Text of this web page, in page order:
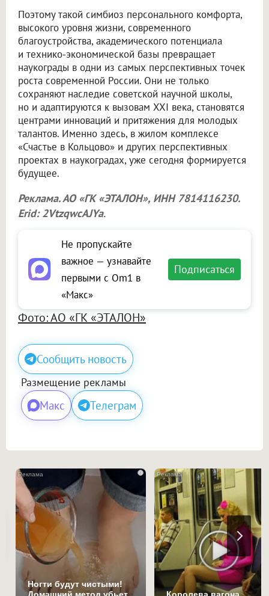
Поэтому такой симбиоз персонального комфорта,
высокого уровня жизни, современного
благоустройства, академического потенциала
и технико-экономической базы превращает
наукограды в одни из самых перспективных точек
роста современной России. Они не только
сохраняют наследие советской научной школы,
но и адаптируются к вызовам XXI века, становятся
центрами инноваций и притяжения для молодых
талантов. Именно здесь, в жилом комплексе
«Счастье в Кольцово» и других перспективных
проектах в наукоградах, уже сегодня формируется
будущее.
Реклама. АО «ГК «ЭТАЛОН», ИНН 7814116230.
Erid: 2VtzqwcAJYa.
Не пропускайте
важное — узнавайте
первыми с Om1 в
«Макс»
Подписаться
Фото: АО «ГК «ЭТАЛОН»
Сообщить новость
Размещение рекламы
Макс Телеграм
i
Ногти будут чистыми!
Домашний метод убьет
Королева вагона